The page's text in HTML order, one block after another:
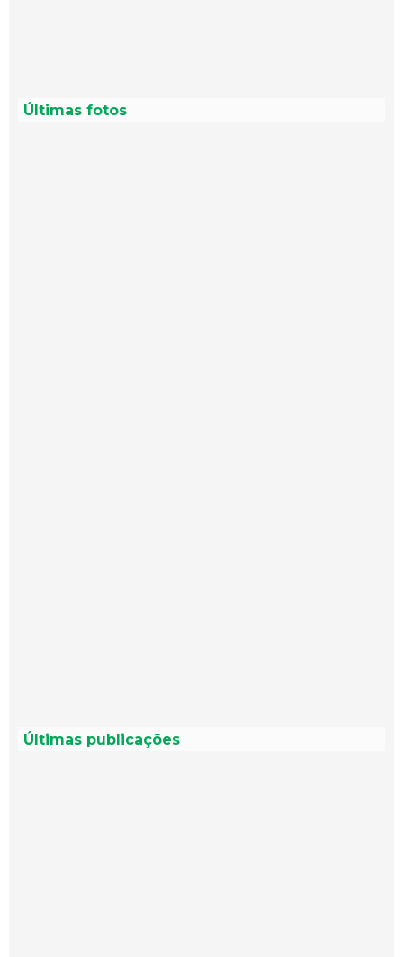
Últimas fotos
Últimas publicações